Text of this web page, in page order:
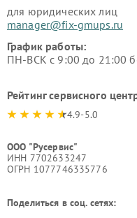
для юридических лиц
manager@fix-gmups.ru
График работы:
ПН-ВСК с 9:00 до 21:00
Рейтинг сервисного
4.9-5.0
ООО "Русервис"
ИНН 7702633247
ОГРН 1077746335776
Поделиться в соц. сетях: